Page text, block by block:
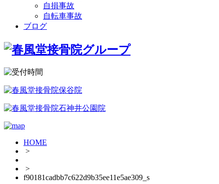
自損事故
自転車事故
ブログ
HOME
>
>
f90181cadbb7c622d9b35ee11e5ae309_s